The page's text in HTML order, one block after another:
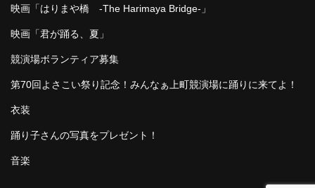
映画「はりまや橋 -The Harimaya Bridge-」
映画「君が踊る、夏」
競演場ボランティア募集
第70回よさこい祭り記念！みんなぁ上町競演場に踊りに来てよ！
衣装
踊り子さんの写真をプレゼント！
音楽